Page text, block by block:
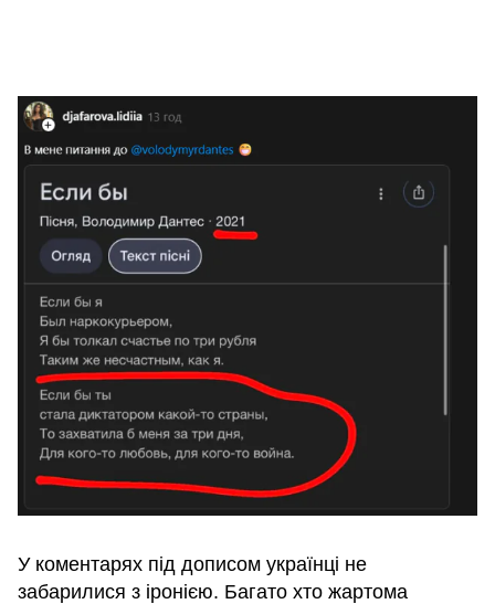
У коментарях під дописом українці не
забарилися з іронією. Багато хто жартома